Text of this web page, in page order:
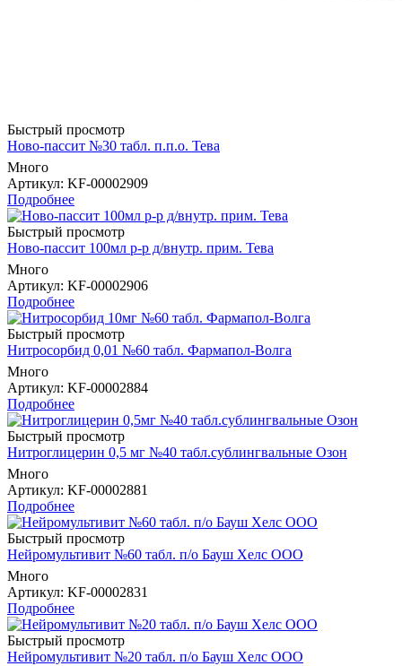
Быстрый просмотр
Ново-пассит №30 табл. п.п.о. Тева
Много
Артикул: KF-00002909
Подробнее
Быстрый просмотр
Ново-пассит 100мл р-р д/внутр. прим. Тева
Много
Артикул: KF-00002906
Подробнее
Быстрый просмотр
Нитросорбид 0,01 №60 табл. Фармапол-Волга
Много
Артикул: KF-00002884
Подробнее
Быстрый просмотр
Нитроглицерин 0,5 мг №40 табл.сублингвальные Озон
Много
Артикул: KF-00002881
Подробнее
Быстрый просмотр
Нейромультивит №60 табл. п/о Бауш Хелс ООО
Много
Артикул: KF-00002831
Подробнее
Быстрый просмотр
Нейромультивит №20 табл. п/о Бауш Хелс ООО